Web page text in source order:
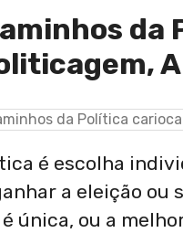
é escolha
a eleição
única, ou a